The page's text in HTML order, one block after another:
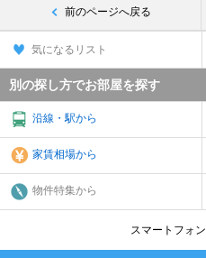
前のページへ戻る
気になるリスト
別の探し方でお部屋を探す
沿線・駅から
家賃相場から
物件特集から
スマートフォン